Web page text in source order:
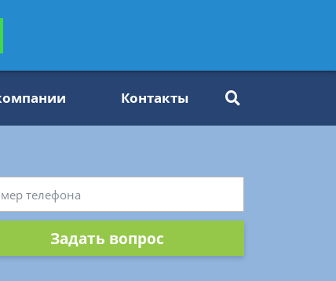
Контакты
Задать вопрос